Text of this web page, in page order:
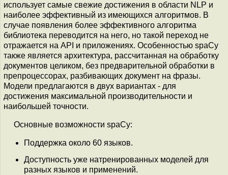
использует самые свежие достижения в области NLP и
наиболее эффективный из имеющихся алгоритмов. В
случае появления более эффективного алгоритма
библиотека переводится на него, но такой переход не
отражается на API и приложениях. Особенностью spaCy
также является архитектура, рассчитанная на обработку
документов целиком, без предварительной обработки в
препроцессорах, разбивающих документ на фразы.
Модели предлагаются в двух вариантах - для
достижения максимальной производительности и
наибольшей точности.
Основные возможности spaCy:
Поддержка около 60 языков.
Доступность уже натренированных моделей для
разных языков и применений.